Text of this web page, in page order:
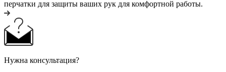
перчатки для защиты ваших рук для комфортной работы.
Нужна консультация?